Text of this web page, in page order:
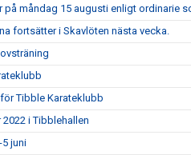
på måndag 15 augusti enligt ordinarie
fortsätter i Skavlöten nästa vecka.
Tibble Karateklubb
i Tibblehallen
juni